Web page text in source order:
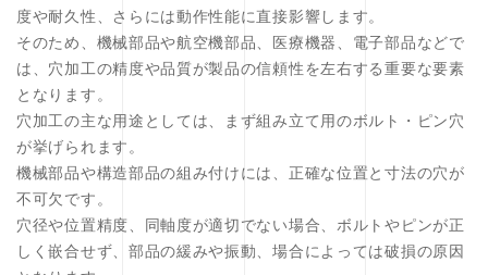
度や耐久性、さらには動作性能に直接影響します。
そのため、機械部品や航空機部品、医療機器、電子部品などで
は、穴加工の精度や品質が製品の信頼性を左右する重要な要素
となります。
穴加工の主な用途としては、まず組み立て用のボルト・ピン穴
が挙げられます。
機械部品や構造部品の組み付けには、正確な位置と寸法の穴が
不可欠です。
穴径や位置精度、同軸度が適切でない場合、ボルトやピンが正
しく嵌合せず、部品の緩みや振動、場合によっては破損の原因